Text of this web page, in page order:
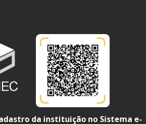
da instituição no Sistema e-